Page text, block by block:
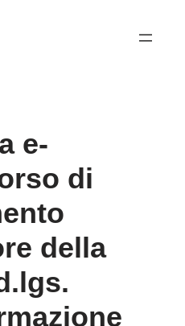
e-
di
della